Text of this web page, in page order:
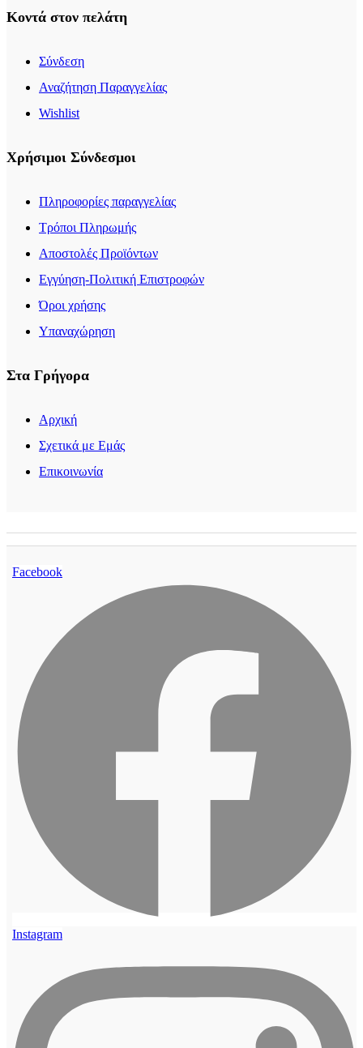
Κοντά στον πελάτη
Σύνδεση
Αναζήτηση Παραγγελίας
Wishlist
Χρήσιμοι Σύνδεσμοι
Πληροφορίες παραγγελίας
Τρόποι Πληρωμής
Αποστολές Προϊόντων
Εγγύηση-Πολιτική Επιστροφών
Όροι χρήσης
Υπαναχώρηση
Στα Γρήγορα
Αρχική
Σχετικά με Εμάς
Επικοινωνία
Facebook
Instagram